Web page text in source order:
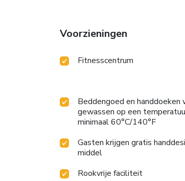
Voorzieningen
Fitnesscentrum
Beddengoed en handdoeken
gewassen op een
minimaal 60°C/140°F
Gasten krijgen gratis
middel
Rookvrije faciliteit